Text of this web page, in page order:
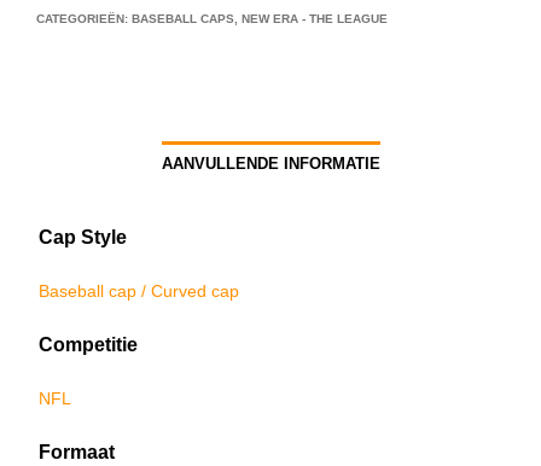
CATEGORIEËN: BASEBALL CAPS NEW ERA - THE LEAGUE
AANVULLENDE INFORMATIE
Cap Style
Baseball cap / Curved cap
Competitie
NFL
Formaat